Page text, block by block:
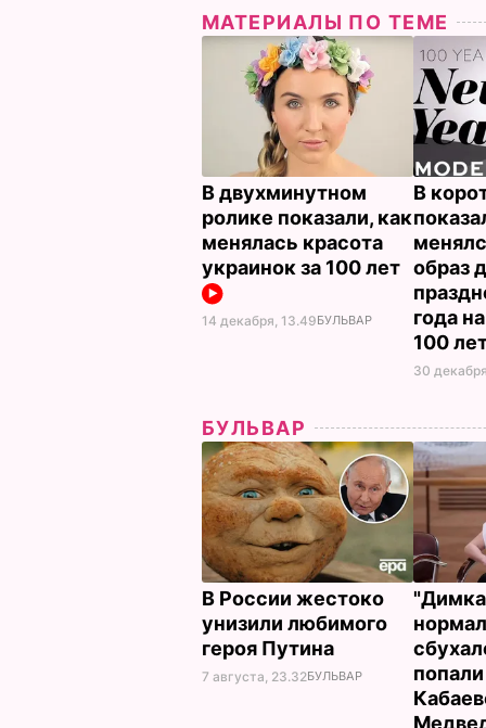
МАТЕРИАЛЫ ПО ТЕМЕ
В двухминутном
ролике показали, как
менялась красота
украинок за 100 лет
14 декабря, 13.49БУЛЬВАР
В
образ
года
100
30
БУЛЬВАР
В России жестоко
унизили любимого
героя Путина
7 августа, 23.32БУЛЬВАР